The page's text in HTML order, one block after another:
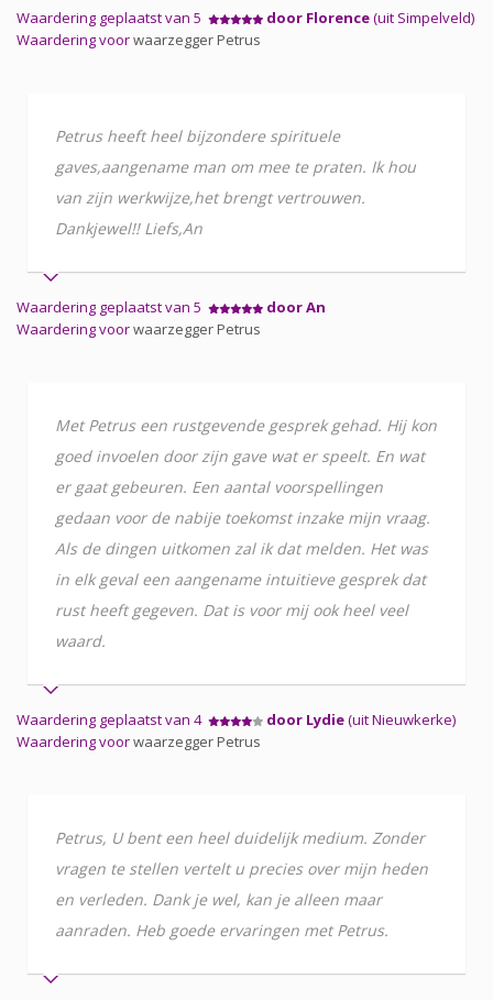
Waardering geplaatst van 5 door Florence(uit Simpelveld)
Waardering voorwaarzegger Petrus
Petrus heeft heel bijzondere spirituele
gaves,aangename man om mee te praten. Ik hou
van zijn werkwijze,het brengt vertrouwen.
Dankjewel!! Liefs,An
Waardering geplaatst van 5
door An
Waardering voorwaarzegger Petrus
Met Petrus een rustgevende gesprek gehad. Hij kon
goed invoelen door zijn gave wat er speelt. En wat
er gaat gebeuren. Een aantal voorspellingen
gedaan voor de nabije toekomst inzake mijn vraag.
Als de dingen uitkomen zal ik dat melden. Het was
in elk geval een aangename intuitieve gesprek dat
rust heeft gegeven. Dat is voor mij ook heel veel
waard.
Waardering geplaatst van 4 door Lydie(uit Nieuwkerke)
Waardering voorwaarzegger Petrus
Petrus, U bent een heel duidelijk medium. Zonder
vragen te stellen vertelt u precies over mijn heden
en verleden. Dank je wel, kan je alleen maar
aanraden. Heb goede ervaringen met Petrus.